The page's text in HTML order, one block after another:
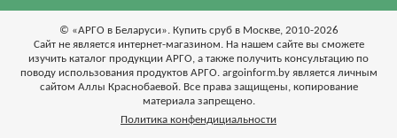
© «АРГО в Беларуси». Купить сруб в Москве, 2010-2026
Cайт не является интернет-магазином. На нашем сайте вы сможете
изучить каталог продукции АРГО, а также получить консультацию по
поводу использования продуктов АРГО. argoinform.by является личным
сайтом Аллы Краснобаевой. Все права защищены, копирование
материала запрещено.
Политика конфендициальности